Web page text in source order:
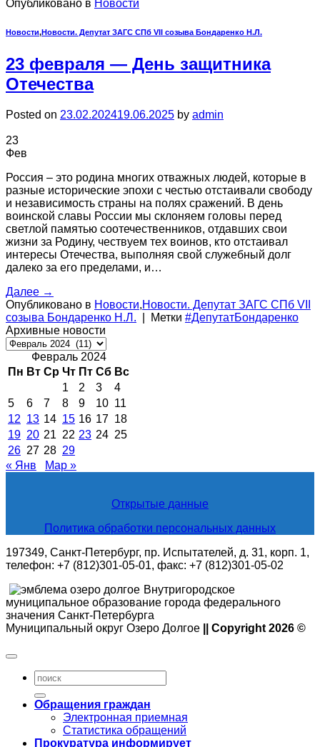
Опубликовано в Новости
Новости,Новости. Депутат ЗАГС СПб VII созыва Бондаренко Н.Л.
23 февраля — День защитника
Отечества
Posted on 23.02.202419.06.2025 by admin
23
Фев
Россия – это родина многих отважных людей, которые в
разные исторические эпохи с честью отстаивали свободу
и независимость страны на полях сражений. В день
воинской славы России мы склоняем головы перед
светлой памятью соотечественников, отдавших свои
жизни за Родину, чествуем тех воинов, кто отстаивал
интересы Отечества, выполняя свой служебный долг
далеко за его пределами, и…
Далее →
Опубликовано в Новости,Новости. Депутат ЗАГС СПб VII
созыва Бондаренко Н.Л.
Метки #ДепутатБондаренко
Архивные новости
Архивные
новостиФевраль 2024
Пн Вт Ср Чт Пт Сб Вс
1
2 3
4
5
6 7 8 9 10 11
12 13 14 15 16 17 18
19 20 21 22 23 24 25
26 27 28 29
« Янв
Мар »
Открытые данные
Политика обработки персональных данных
197349, Санкт-Петербург, пр. Испытателей, д. 31, корп. 1,
телефон: +7 (812)301-05-01, факс: +7 (812)301-05-02
Внутригородское
муниципальное образование города федерального
значения Санкт-Петербурга
Муниципальный округ Озеро Долгое
|| Copyright 2026 ©
Обращения граждан
Электронная приемная
Статистика обращений
Прокуратура информирует